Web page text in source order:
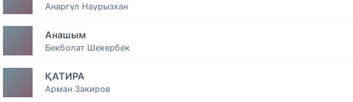
Анаргүл Наурызхан
Анашым
Бекболат Шекербек
ҚАТИРА
Арман Закиров